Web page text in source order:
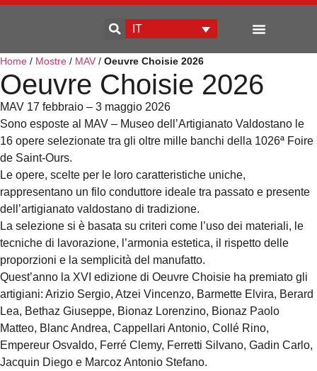
IT
Home / Mostre / MAV / Oeuvre Choisie 2026
Oeuvre Choisie 2026
MAV 17 febbraio – 3 maggio 2026
Sono esposte al MAV – Museo dell’Artigianato Valdostano le
16 opere selezionate tra gli oltre mille banchi della 1026ª Foire
de Saint-Ours.
Le opere, scelte per le loro caratteristiche uniche,
rappresentano un filo conduttore ideale tra passato e presente
dell’artigianato valdostano di tradizione.
La selezione si è basata su criteri come l’uso dei materiali, le
tecniche di lavorazione, l’armonia estetica, il rispetto delle
proporzioni e la semplicità del manufatto.
Quest’anno la XVI edizione di Oeuvre Choisie ha premiato gli
artigiani: Arizio Sergio, Atzei Vincenzo, Barmette Elvira, Berard
Lea, Bethaz Giuseppe, Bionaz Lorenzino, Bionaz Paolo
Matteo, Blanc Andrea, Cappellari Antonio, Collé Rino,
Empereur Osvaldo, Ferré Clemy, Ferretti Silvano, Gadin Carlo,
Jacquin Diego e Marcoz Antonio Stefano.